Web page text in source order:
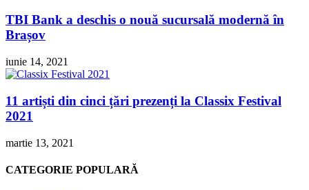
TBI Bank a deschis o nouă sucursală modernă în
Brașov
iunie 14, 2021
11 artiști din cinci țări prezenți la Classix Festival
2021
martie 13, 2021
CATEGORIE POPULARĂ